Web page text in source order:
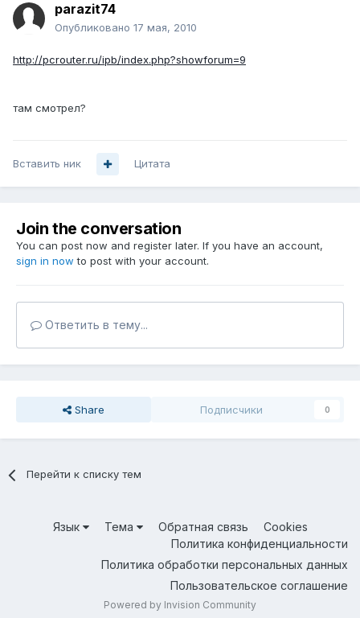
parazit74
Опубликовано 17 мая, 2010
http://pcrouter.ru/ipb/index.php?showforum=9
там смотрел?
Вставить ник Цитата
Join the conversation
You can post now and register later. If you have an account,
sign in now to post with your account.
Ответить в тему...
Share Подписчики 0
Перейти к списку тем
Язык Тема Обратная связь
Cookies
Политика конфиденциальности
Политика обработки персональных данных
Пользовательское соглашение
Powered by Invision Community